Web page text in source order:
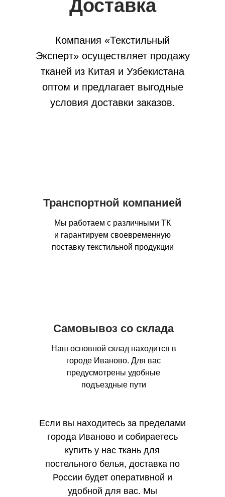
Доставка
Если вы находитесь за пределами
города Иваново и собираетесь
купить у нас ткань для
постельного белья, доставка по
России будет оперативной и
удобной для вас. Мы
Наш основной склад находится в
городе Иваново. Для вас
предусмотрены удобные
подъездные пути
Мы работаем с различными ТК
и гарантируем своевременную
поставку текстильной продукции
Транспортной компанией
Самовывоз со склада
Компания «Текстильный
Эксперт» осуществляет продажу
тканей из Китая и Узбекистана
оптом и предлагает выгодные
условия доставки заказов.